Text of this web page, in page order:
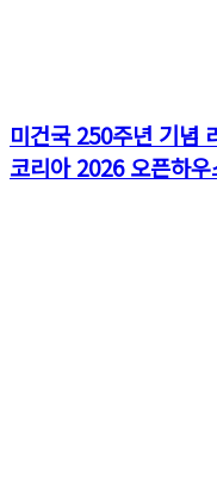
미건국 250주년 기념
코리아 2026 오픈하우